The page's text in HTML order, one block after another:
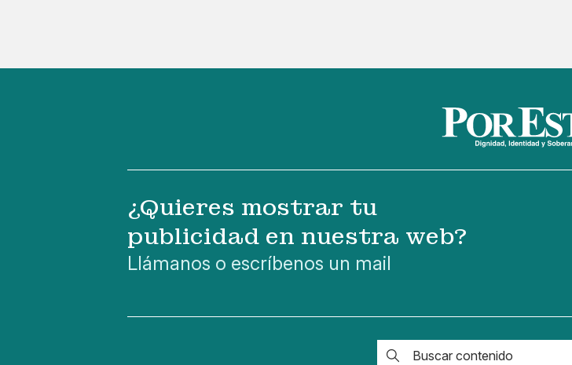
¿Quieres mostrar tu
publicidad en nuestra web?
Llámanos o escríbenos un mail